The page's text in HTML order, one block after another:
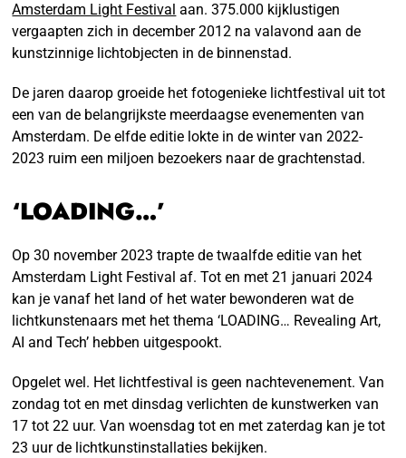
Amsterdam Light Festival aan. 375.000 kijklustigen
vergaapten zich in december 2012 na valavond aan de
kunstzinnige lichtobjecten in de binnenstad.
De jaren daarop groeide het fotogenieke lichtfestival uit tot
een van de belangrijkste meerdaagse evenementen van
Amsterdam. De elfde editie lokte in de winter van 2022-
2023 ruim een miljoen bezoekers naar de grachtenstad.
‘LOADING…’
Op 30 november 2023 trapte de twaalfde editie van het
Amsterdam Light Festival af. Tot en met 21 januari 2024
kan je vanaf het land of het water bewonderen wat de
lichtkunstenaars met het thema ‘LOADING… Revealing Art,
AI and Tech’ hebben uitgespookt.
Opgelet wel. Het lichtfestival is geen nachtevenement. Van
zondag tot en met dinsdag verlichten de kunstwerken van
17 tot 22 uur. Van woensdag tot en met zaterdag kan je tot
23 uur de lichtkunstinstallaties bekijken.